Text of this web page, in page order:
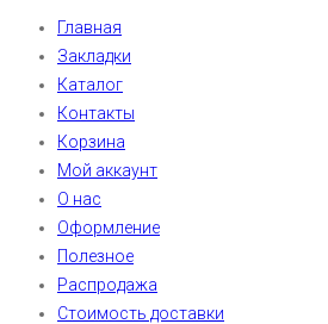
Главная
Закладки
Каталог
Контакты
Корзина
Мой аккаунт
О нас
Оформление
Полезное
Распродажа
Стоимость доставки